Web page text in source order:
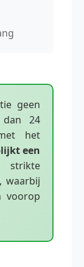
geen
24
het
een
waarbij
voorop